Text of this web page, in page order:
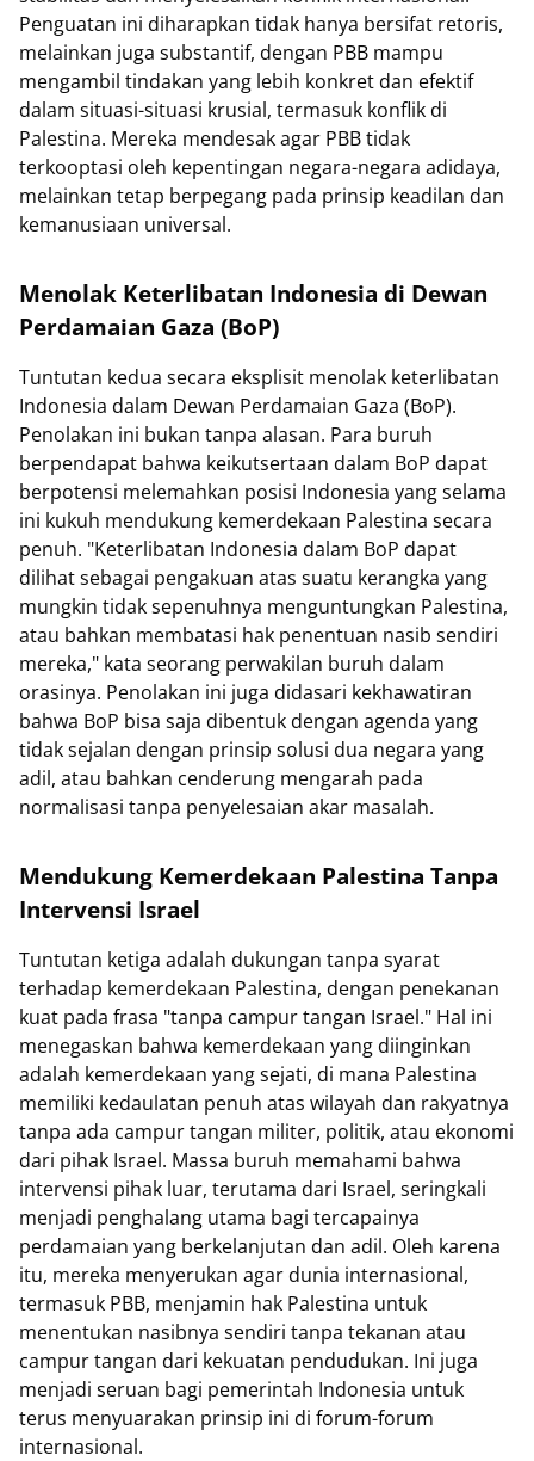
Penguatan ini diharapkan tidak hanya bersifat retoris,
melainkan juga substantif, dengan PBB mampu
mengambil tindakan yang lebih konkret dan efektif
dalam situasi-situasi krusial, termasuk konflik di
Palestina. Mereka mendesak agar PBB tidak
terkooptasi oleh kepentingan negara-negara adidaya,
melainkan tetap berpegang pada prinsip keadilan dan
kemanusiaan universal.
Menolak Keterlibatan Indonesia di Dewan
Perdamaian Gaza (BoP)
Tuntutan kedua secara eksplisit menolak keterlibatan
Indonesia dalam Dewan Perdamaian Gaza (BoP).
Penolakan ini bukan tanpa alasan. Para buruh
berpendapat bahwa keikutsertaan dalam BoP dapat
berpotensi melemahkan posisi Indonesia yang selama
ini kukuh mendukung kemerdekaan Palestina secara
penuh. "Keterlibatan Indonesia dalam BoP dapat
dilihat sebagai pengakuan atas suatu kerangka yang
mungkin tidak sepenuhnya menguntungkan Palestina,
atau bahkan membatasi hak penentuan nasib sendiri
mereka," kata seorang perwakilan buruh dalam
orasinya. Penolakan ini juga didasari kekhawatiran
bahwa BoP bisa saja dibentuk dengan agenda yang
tidak sejalan dengan prinsip solusi dua negara yang
adil, atau bahkan cenderung mengarah pada
normalisasi tanpa penyelesaian akar masalah.
Mendukung Kemerdekaan Palestina Tanpa
Intervensi Israel
Tuntutan ketiga adalah dukungan tanpa syarat
terhadap kemerdekaan Palestina, dengan penekanan
kuat pada frasa "tanpa campur tangan Israel." Hal ini
menegaskan bahwa kemerdekaan yang diinginkan
adalah kemerdekaan yang sejati, di mana Palestina
memiliki kedaulatan penuh atas wilayah dan rakyatnya
tanpa ada campur tangan militer, politik, atau ekonomi
dari pihak Israel. Massa buruh memahami bahwa
intervensi pihak luar, terutama dari Israel, seringkali
menjadi penghalang utama bagi tercapainya
perdamaian yang berkelanjutan dan adil. Oleh karena
itu, mereka menyerukan agar dunia internasional,
termasuk PBB, menjamin hak Palestina untuk
menentukan nasibnya sendiri tanpa tekanan atau
campur tangan dari kekuatan pendudukan. Ini juga
menjadi seruan bagi pemerintah Indonesia untuk
terus menyuarakan prinsip ini di forum-forum
internasional.